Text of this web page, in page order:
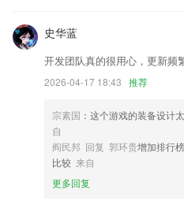
史华蓝
开发团队真的很用心，更新频
2026-04-17 18:43 推荐
宗素国 ：这个游戏的装备设计
自
阎民邦 回复 郭环贵增加排行
比较 来自
更多回复